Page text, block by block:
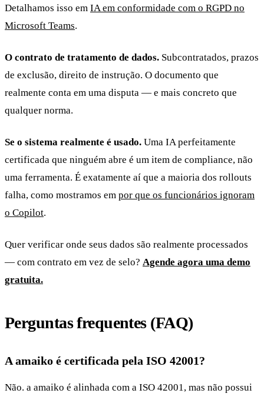
Detalhamos isso em IA em conformidade com o RGPD no
Microsoft Teams.
O contrato de tratamento de dados. Subcontratados, prazos
de exclusão, direito de instrução. O documento que
realmente conta em uma disputa — e mais concreto que
qualquer norma.
Se o sistema realmente é usado. Uma IA perfeitamente
certificada que ninguém abre é um item de compliance, não
uma ferramenta. É exatamente aí que a maioria dos rollouts
falha, como mostramos em por que os funcionários ignoram
o Copilot.
Quer verificar onde seus dados são realmente processados
— com contrato em vez de selo? Agende agora uma demo
gratuita.
Perguntas frequentes (FAQ)
A amaiko é certificada pela ISO 42001?
Não. a amaiko é alinhada com a ISO 42001, mas não possui